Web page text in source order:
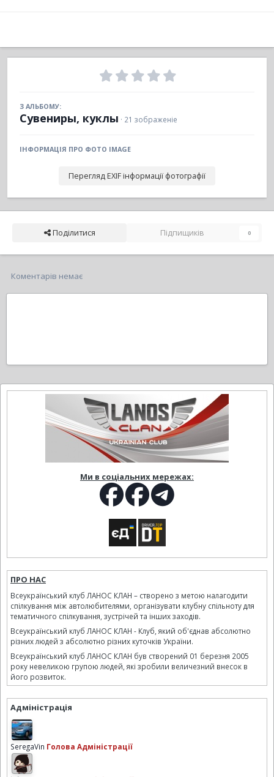
З АЛЬБОМУ:
Сувениры, куклы · 21 зображеніе
ІНФОРМАЦІЯ ПРО ФОТО IMAGE
Перегляд EXIF інформації фотографії
Поділитися Підпищиків 0
Коментарів немає
Ми в соціальних мережах:
ПРО НАС
Всеукраїнський клуб ЛАНОС КЛАН – створено з метою налагодити
спілкування між автолюбителями, організувати клубну спільноту для
тематичного спілкування, зустрічей та інших заходів.
Всеукраїнський клуб ЛАНОС КЛАН - Клуб, який об'єднав абсолютно
різних людей з абсолютно різних куточків України.
Всеукраїнський клуб ЛАНОС КЛАН був створений 01 березня 2005
року невеликою групою людей, які зробили величезний внесок в
його розвиток.
Адміністрація
SeregaVin Голова Адміністрації